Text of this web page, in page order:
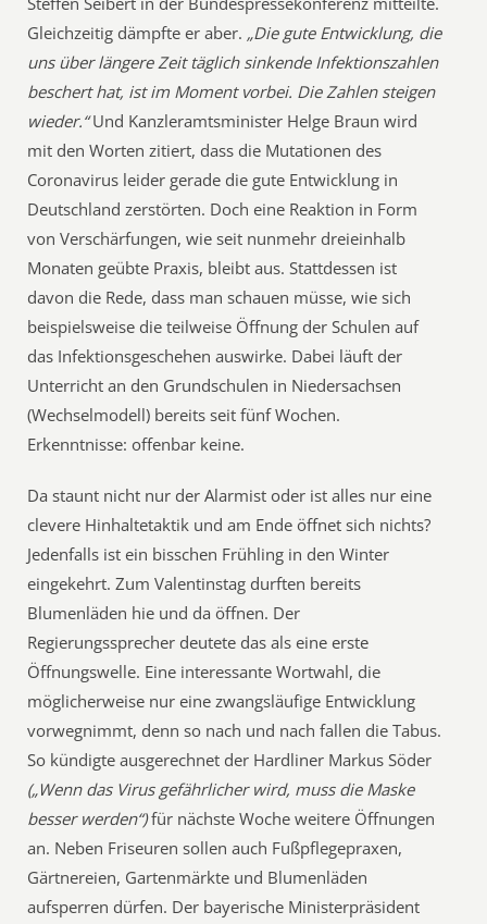
Gleichzeitig dämpfte er aber. „Die gute Entwicklung, die
uns über längere Zeit täglich sinkende Infektionszahlen
beschert hat, ist im Moment vorbei. Die Zahlen steigen
wieder.“Und Kanzleramtsminister Helge Braun wird
mit den Worten zitiert, dass die Mutationen des
Coronavirus leider gerade die gute Entwicklung in
Deutschland zerstörten. Doch eine Reaktion in Form
von Verschärfungen, wie seit nunmehr dreieinhalb
Monaten geübte Praxis, bleibt aus. Stattdessen ist
davon die Rede, dass man schauen müsse, wie sich
beispielsweise die teilweise Öffnung der Schulen auf
das Infektionsgeschehen auswirke. Dabei läuft der
Unterricht an den Grundschulen in Niedersachsen
(Wechselmodell) bereits seit fünf Wochen.
Erkenntnisse: offenbar keine.
Da staunt nicht nur der Alarmist oder ist alles nur eine
clevere Hinhaltetaktik und am Ende öffnet sich nichts?
Jedenfalls ist ein bisschen Frühling in den Winter
eingekehrt. Zum Valentinstag durften bereits
Blumenläden hie und da öffnen. Der
Regierungssprecher deutete das als eine erste
Öffnungswelle. Eine interessante Wortwahl, die
möglicherweise nur eine zwangsläufige Entwicklung
vorwegnimmt, denn so nach und nach fallen die Tabus.
So kündigte ausgerechnet der Hardliner Markus Söder
(„Wenn das Virus gefährlicher wird, muss die Maske
besser werden“)für nächste Woche weitere Öffnungen
an. Neben Friseuren sollen auch Fußpflegepraxen,
Gärtnereien, Gartenmärkte und Blumenläden
aufsperren dürfen. Der bayerische Ministerpräsident